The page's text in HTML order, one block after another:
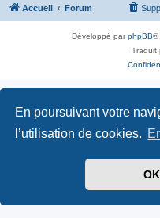
En poursuivant votre
l’utilisation de cookies.
OK
Accueil Forum
Développé parphpBB®
Traduit